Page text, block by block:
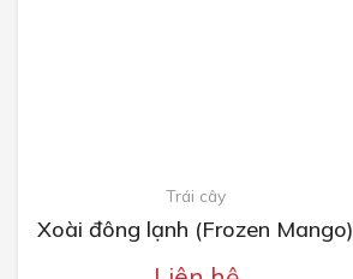
Trái cây
Xoài đông lạnh (Frozen Mango)